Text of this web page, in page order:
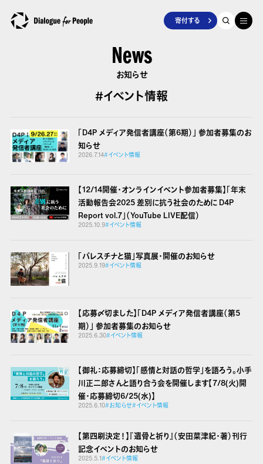
寄付する
News
お知らせ
#イベント情報
「D4P メディア発信者講座（第6期）」 参加者募集のお
知らせ
2026.7.14#イベント情報
【12/14開催・オンラインイベント参加者募集】「年末
活動報告会2025 差別に抗う社会のために D4P
Report vol.7」（YouTube LIVE配信）
2025.10.9#イベント情報
「パレスチナと猫」写真展・開催のお知らせ
2025.9.19#イベント情報
【応募〆切ました】「D4P メディア発信者講座（第5
期）」 参加者募集のお知らせ
2025.6.30#イベント情報
【御礼：応募締切】「感情と対話の哲学」を語ろう。小手
川正二郎さんと語り合う会を開催します【7/8(火)開
催・応募締切6/25(水)】
2025.6.10#お知らせ#イベント情報
【第四刷決定！】『遺骨と祈り』（安田菜津紀・著）刊行
記念イベントのお知らせ
2025.5.1#イベント情報